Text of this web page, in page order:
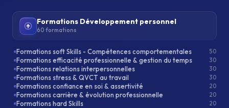
Formations Développement personnel
60 formations
Formations soft Skills - Compétences comportementales 50
Formations efficacité professionnelle & gestion du temps 30
Formations relations interpersonnelles 30
Formations stress & QVCT au travail 30
Formations confiance en soi & assertivité 20
Formations carrière & évolution professionnelle 20
Formations hard Skills 20